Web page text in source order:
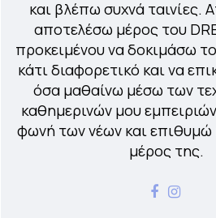
και βλέπω συχνά ταινίες.
αποτελέσω μέρος του
προκειμένου να δοκιμάσω
κάτι διαφορετικό και να
όσα μαθαίνω μέσω των
καθημερινών μου
φωνή των νέων και επιθυμώ
μέρος της.